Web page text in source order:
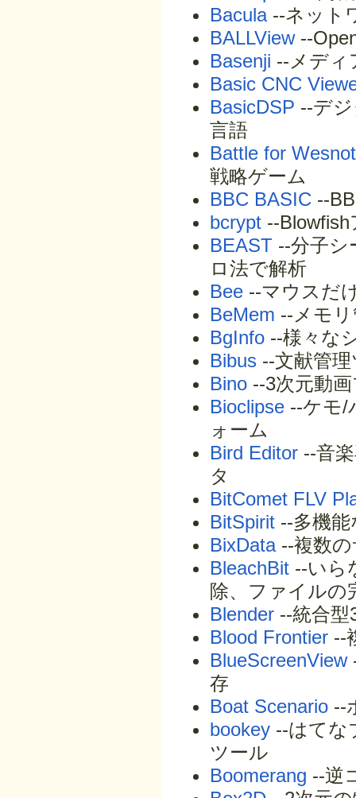
Bacula--ネット
BALLView--
Basenji --メディ
Basic CNC
BasicDSP --デ
言語
Battle for
戦略ゲーム
BBC BASIC --
bcrypt --
BEAST --分子
ロ法で解析
Bee --マウスだ
BeMem --メモ
BgInfo --様々な
Bibus --文献管
Bino --3次元動
Bioclipse --ケモ/
ォーム
Bird Editor --音
タ
BitComet FLV
BitSpirit --多機
BixData--複数の
BleachBit --いら
除、ファイルの
Blender --統合
Blood Frontier --
BlueScreenView
存
Boat Scenario --
bookey --はてな
ツール
Boomerang --逆